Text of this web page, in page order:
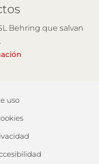
Behring que salvan
uso